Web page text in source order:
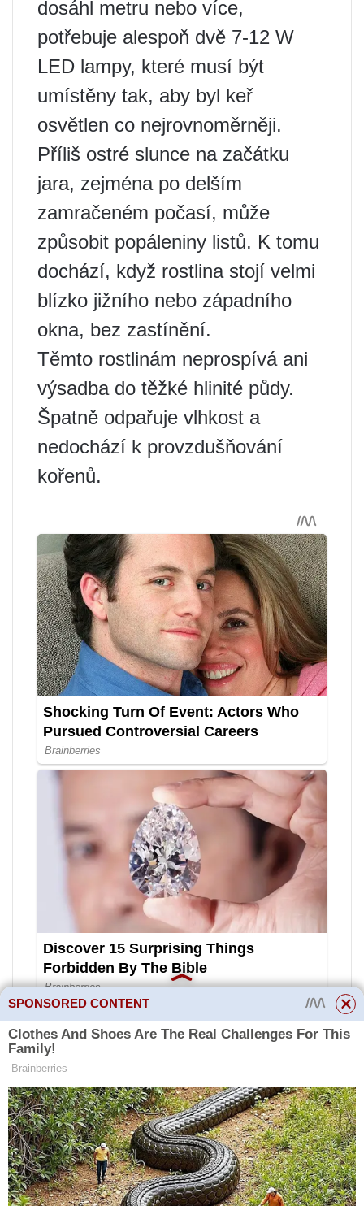
dosáhl metru nebo více,
potřebuje alespoň dvě 7-12 W
LED lampy, které musí být
umístěny tak, aby byl keř
osvětlen co nejrovnoměrněji.
Příliš ostré slunce na začátku
jara, zejména po delším
zamračeném počasí, může
způsobit popáleniny listů. K tomu
dochází, když rostlina stojí velmi
blízko jižního nebo západního
okna, bez zastínění.
Těmto rostlinám neprospívá ani
výsadba do těžké hlinité půdy.
Špatně odpařuje vlhkost a
nedochází k provzdušňování
kořenů.
SPONSORED CONTENT